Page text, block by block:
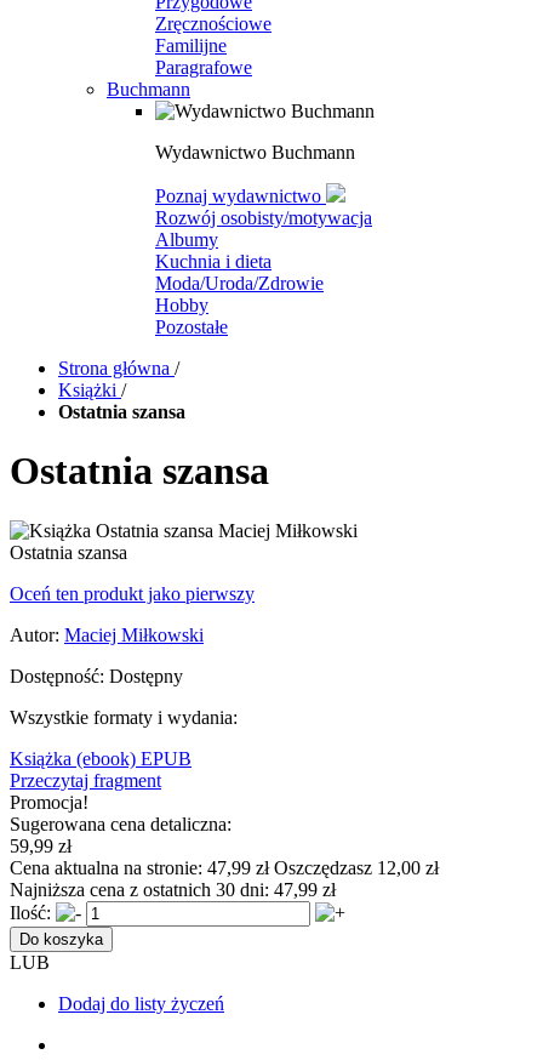
Zręcznościowe
Familijne
Paragrafowe
Buchmann
Wydawnictwo Buchmann
Poznaj wydawnictwo
Rozwój osobisty/motywacja
Albumy
Kuchnia i dieta
Moda/Uroda/Zdrowie
Hobby
Pozostałe
Strona główna /
Książki /
Ostatnia szansa
Ostatnia szansa
Ostatnia szansa
Oceń ten produkt jako pierwszy
Autor: Maciej Miłkowski
Dostępność: Dostępny
Wszystkie formaty i wydania:
Książka (ebook) EPUB
Przeczytaj fragment
Promocja!
Sugerowana cena detaliczna:
59,99 zł
Cena aktualna na stronie: 47,99 złOszczędzasz 12,00 zł
Najniższa cena z ostatnich 30 dni: 47,99 zł
Ilość:
Do koszyka
LUB
Dodaj do listy życzeń